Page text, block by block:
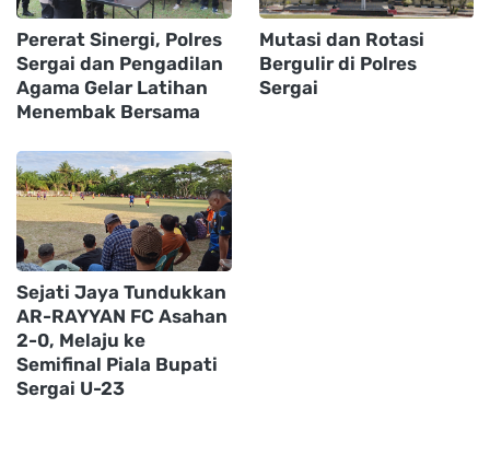
Pererat Sinergi, Polres
Sergai dan Pengadilan
Agama Gelar Latihan
Menembak Bersama
Mutasi dan Rotasi
Bergulir di Polres
Sergai
Sejati Jaya Tundukkan
AR-RAYYAN FC Asahan
2-0, Melaju ke
Semifinal Piala Bupati
Sergai U-23